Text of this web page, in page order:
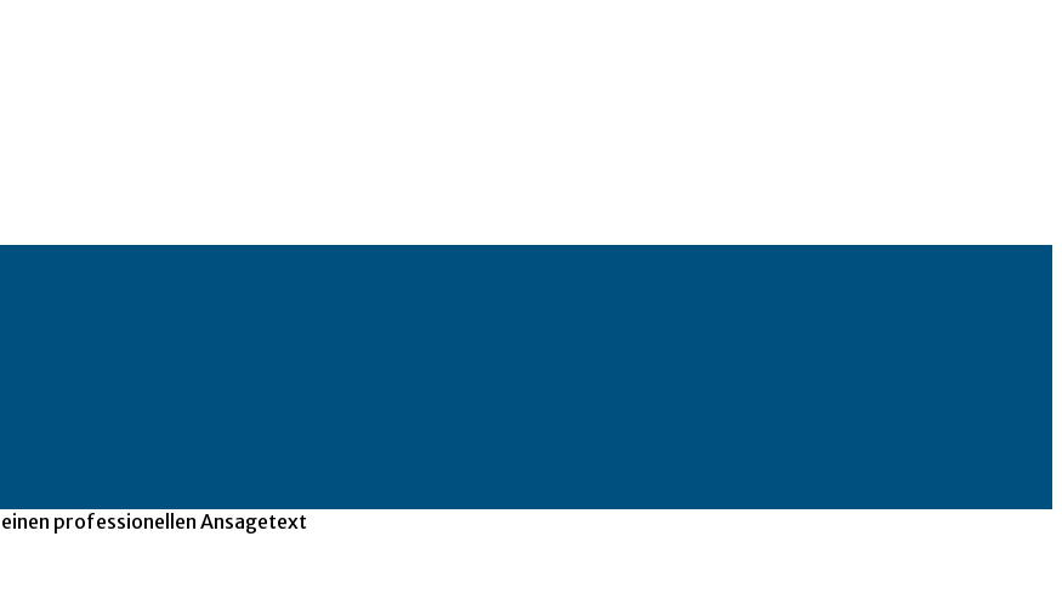
professionellen Ansagetext